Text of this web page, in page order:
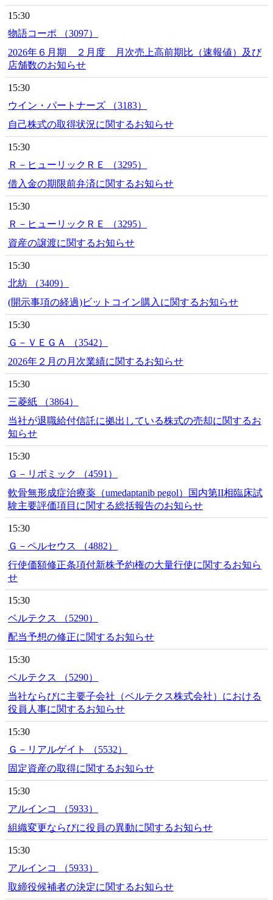
15:30
物語コーポ （3097）
2026年６月期 ２月度 月次売上高前期比（速報値）及び
店舗数のお知らせ
15:30
ウイン・パートナーズ （3183）
自己株式の取得状況に関するお知らせ
15:30
Ｒ－ヒューリックＲＥ （3295）
借入金の期限前弁済に関するお知らせ
15:30
Ｒ－ヒューリックＲＥ （3295）
資産の譲渡に関するお知らせ
15:30
北紡 （3409）
(開示事項の経過)ビットコイン購入に関するお知らせ
15:30
Ｇ－ＶＥＧＡ （3542）
2026年２月の月次業績に関するお知らせ
15:30
三菱紙 （3864）
当社が退職給付信託に拠出している株式の売却に関するお
知らせ
15:30
Ｇ－リボミック （4591）
軟骨無形成症治療薬（umedaptanib pegol）国内第II相臨床試
験主要評価項目に関する総括報告のお知らせ
15:30
Ｇ－ペルセウス （4882）
行使価額修正条項付新株予約権の大量行使に関するお知ら
せ
15:30
ベルテクス （5290）
配当予想の修正に関するお知らせ
15:30
ベルテクス （5290）
当社ならびに主要子会社（ベルテクス株式会社）における
役員人事に関するお知らせ
15:30
Ｇ－リアルゲイト （5532）
固定資産の取得に関するお知らせ
15:30
アルインコ （5933）
組織変更ならびに役員の異動に関するお知らせ
15:30
アルインコ （5933）
取締役候補者の決定に関するお知らせ